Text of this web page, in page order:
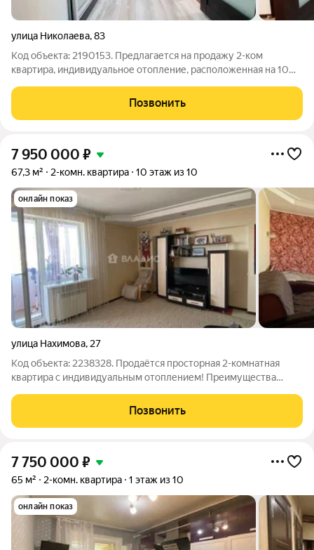
улица Николаева,83
Код объекта: 2190153. Предлагается на продажу 2-ком
квартира, индивидуальное отопление, расположенная на 10
Квартира не угловая, комнаты раздельные, расположены на
две стороны, с/у раздельный,
Позвонить
7 950 000 ₽
67,3 м² 2-комн. квартира 10 этаж из 10
онлайн показ
улица Нахимова, 27
Код объекта: 2238328. Продаётся просторная 2-комнатная
квартира с индивидуальным отоплением! Преимущества
поверенные счётчики на всё - Тёплый кирпичный дом, высота
потолков 2,7 м - Просторная
Позвонить
7 750 000 ₽
65 м² 2-комн. квартира 1 этаж из 10
онлайн показ